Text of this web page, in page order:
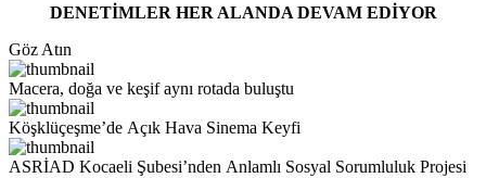
DENETİMLER HER ALANDA DEVAM EDİYOR
Göz Atın
Macera, doğa ve keşif aynı rotada buluştu
Köşklüçeşme’de Açık Hava Sinema Keyfi
ASRİAD Kocaeli Şubesi’nden Anlamlı Sosyal Sorumluluk Projesi